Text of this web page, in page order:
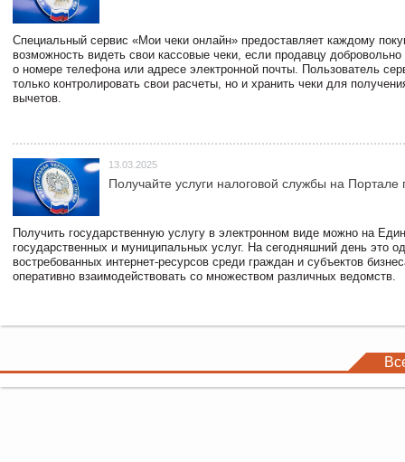
Специальный сервис «Мои чеки онлайн» предоставляет каждому
возможность видеть свои кассовые чеки, если продавцу
о номере телефона или адресе электронной почты. Пользователь
только контролировать свои расчеты, но и хранить чеки для
вычетов.
13.03.2025
Получайте услуги налоговой службы на Портале
Получить государственную услугу в электронном виде можно на
государственных и муниципальных услуг. На сегодняшний день это
востребованных интернет-ресурсов среди граждан и субъектов
оперативно взаимодействовать со множеством различных ведомств.